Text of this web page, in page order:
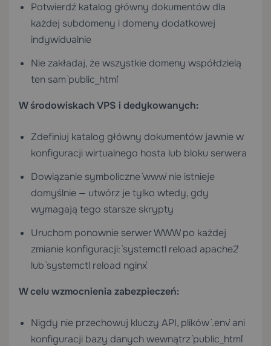
Potwierdź katalog główny dokumentów dla
każdej subdomeny i domeny dodatkowej
indywidualnie
Nie zakładaj, że wszystkie domeny współdzielą
ten sam `public_html`
W środowiskach VPS i dedykowanych:
Zdefiniuj katalog główny dokumentów jawnie w
konfiguracji wirtualnego hosta lub bloku serwera
Dowiązanie symboliczne `www` nie istnieje
domyślnie — utwórz je tylko wtedy, gdy
wymagają tego starsze skrypty
Uruchom ponownie serwer WWW po każdej
zmianie konfiguracji: `systemctl reload apache2`
lub `systemctl reload nginx`
W celu wzmocnienia zabezpieczeń:
Nigdy nie przechowuj kluczy API, plików `.env` ani
konfiguracji bazy danych wewnątrz `public_html`